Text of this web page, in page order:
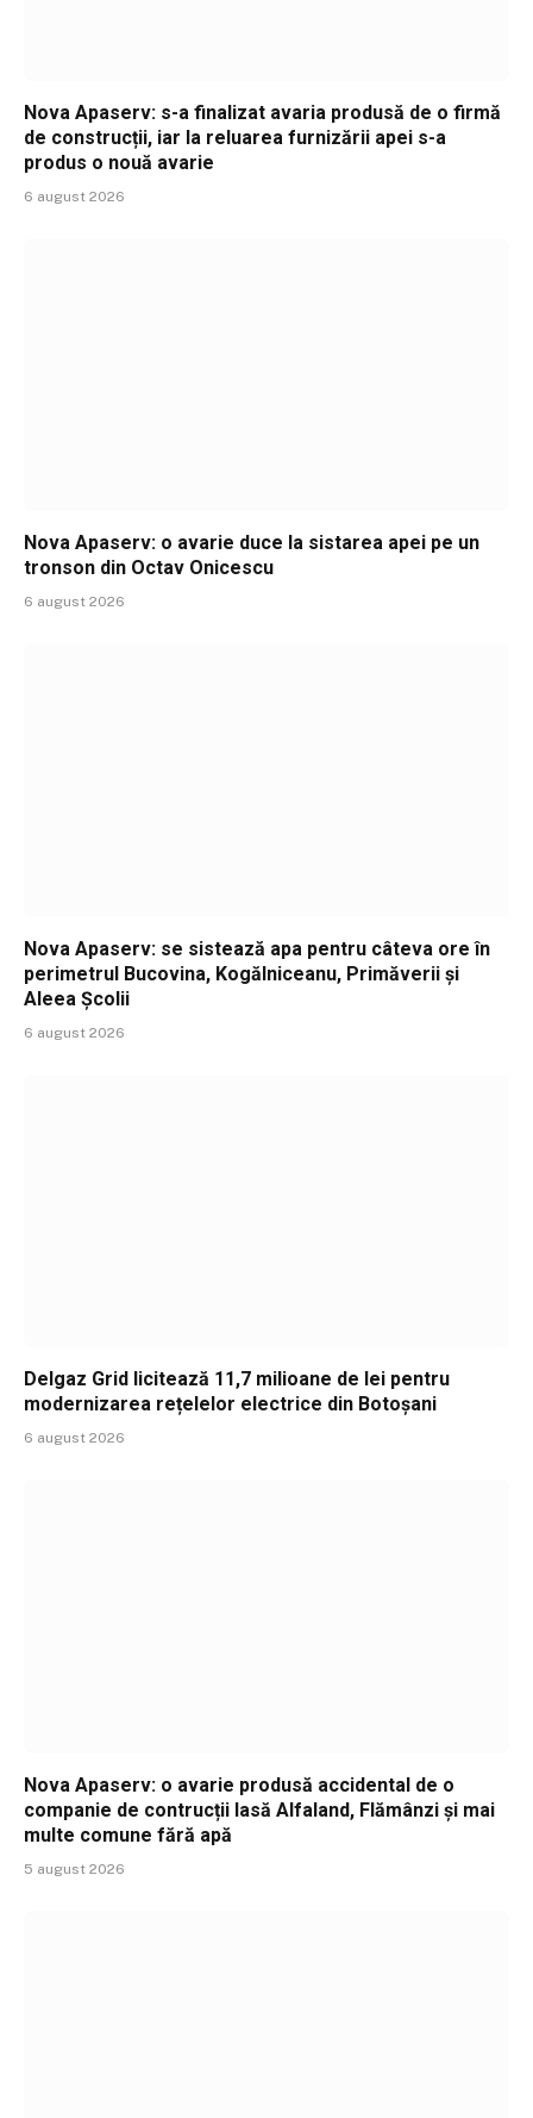
Nova Apaserv: s-a finalizat avaria produsă de o firmă
de construcții, iar la reluarea furnizării apei s-a
produs o nouă avarie
6 august 2026
Nova Apaserv: o avarie duce la sistarea apei pe un
tronson din Octav Onicescu
6 august 2026
Nova Apaserv: se sistează apa pentru câteva ore în
perimetrul Bucovina, Kogălniceanu, Primăverii și
Aleea Școlii
6 august 2026
Delgaz Grid licitează 11,7 milioane de lei pentru
modernizarea rețelelor electrice din Botoșani
6 august 2026
Nova Apaserv: o avarie produsă accidental de o
companie de contrucții lasă Alfaland, Flămânzi și mai
multe comune fără apă
5 august 2026